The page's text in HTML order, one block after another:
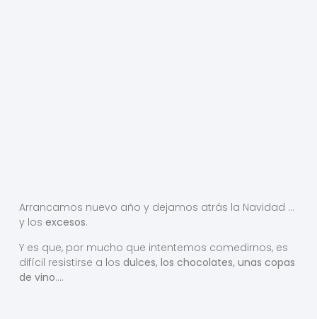
Arrancamos nuevo año y dejamos atrás la Navidad …
y los excesos.
Y es que, por mucho que intentemos comedirnos, es
difícil resistirse a los dulces, los chocolates, unas copas
de vino….